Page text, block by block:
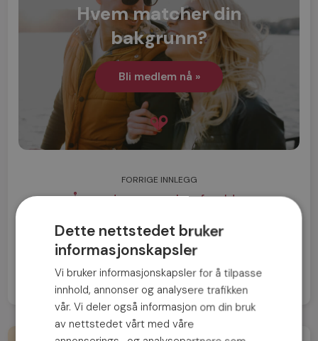
Hvem matcher din
bakgrunn?
Bli medlem nå »
FORRIGE INNLEGG
Å nettdate som aleneforelder
NESTE INNLEGG
Norges mest sexy yrke
Dette nettstedet bruker
informasjonskapsler
Vi bruker informasjonskapsler for å tilpasse
innhold, annonser og analysere trafikken
vår. Vi deler også informasjon om din bruk
av nettstedet vårt med våre